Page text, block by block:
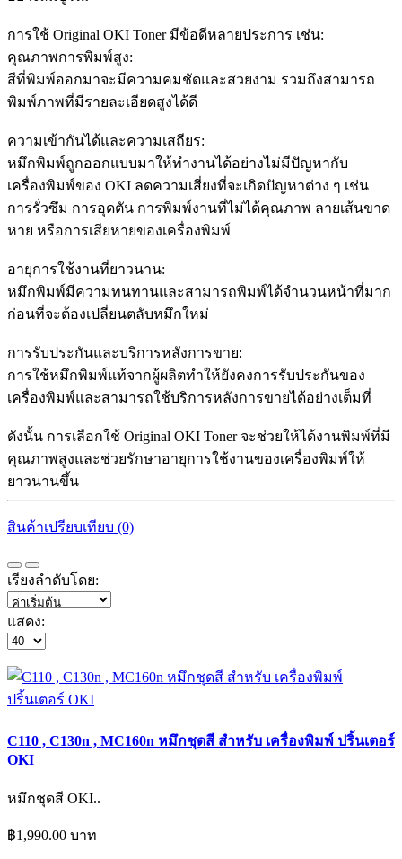
การใช้ Original OKI Toner มีข้อดีหลายประการ เช่น:
คุณภาพการพิมพ์สูง:
สีที่พิมพ์ออกมาจะมีความคมชัดและสวยงาม รวมถึงสามารถ
พิมพ์ภาพที่มีรายละเอียดสูงได้ดี
ความเข้ากันได้และความเสถียร:
หมึกพิมพ์ถูกออกแบบมาให้ทำงานได้อย่างไม่มีปัญหากับ
เครื่องพิมพ์ของ OKI ลดความเสี่ยงที่จะเกิดปัญหาต่าง ๆ เช่น
การรั่วซึม การอุดตัน การพิมพ์งานที่ไม่ได้คุณภาพ ลายเส้นขาด
หาย หรือการเสียหายของเครื่องพิมพ์
อายุการใช้งานที่ยาวนาน:
หมึกพิมพ์มีความทนทานและสามารถพิมพ์ได้จำนวนหน้าที่มาก
ก่อนที่จะต้องเปลี่ยนตลับหมึกใหม่
การรับประกันและบริการหลังการขาย:
การใช้หมึกพิมพ์แท้จากผู้ผลิตทำให้ยังคงการรับประกันของ
เครื่องพิมพ์และสามารถใช้บริการหลังการขายได้อย่างเต็มที่
ดังนั้น การเลือกใช้ Original OKI Toner จะช่วยให้ได้งานพิมพ์ที่มี
คุณภาพสูงและช่วยรักษาอายุการใช้งานของเครื่องพิมพ์ให้
ยาวนานขึ้น
สินค้าเปรียบเทียบ (0)
เรียงลำดับโดย:
แสดง:
C110 , C130n , MC160n หมึกชุดสี สำหรับ เครื่องพิมพ์ ปริ้นเตอร์
OKI
หมึกชุดสี OKI..
฿1,990.00 บาท